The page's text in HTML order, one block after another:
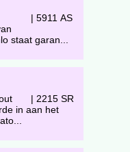
| 5911 AS
staat garan...
| 2215 SR
in aan het